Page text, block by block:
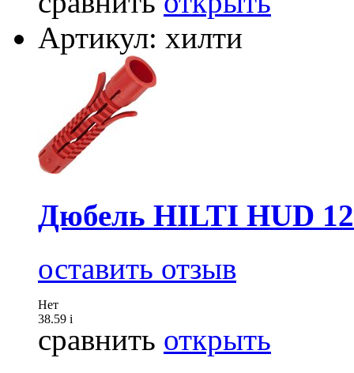
Артикул: хилти
Дюбель HILTI HUD
оставить отзыв
Нет
38.59 i
сравнить открыть